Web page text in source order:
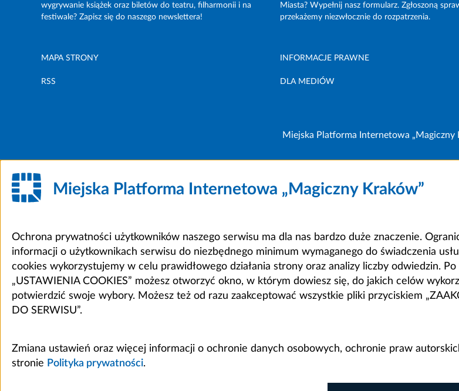
wygrywanie książek oraz biletów do teatru, filharmonii i na
festiwale? Zapisz się do naszego newslettera!
Miasta? Wypełnij nasz formularz. Zgłoszoną
przekażemy niezwłocznie do rozpatrzenia.
MAPA STRONY INFORMACJE PRAWNE
RSS DLA MEDIÓW
Miejska Platforma Internetowa „Magiczny
Miejska Platforma Internetowa „Magiczny Kraków”
Ochrona prywatności użytkowników naszego serwisu ma dla nas bardzo duże znaczenie.
informacji o użytkownikach serwisu do niezbędnego minimum wymaganego do świadczenia
cookies wykorzystujemy w celu prawidłowego działania strony oraz analizy liczby odwiedzin.
„USTAWIENIA COOKIES” możesz otworzyć okno, w którym dowiesz się, do jakich celów
potwierdzić swoje wybory. Możesz też od razu zaakceptować wszystkie pliki przyciskiem
DO SERWISU”.
Zmiana ustawień oraz więcej informacji o ochronie danych osobowych, ochronie praw
stronie Polityka prywatności.